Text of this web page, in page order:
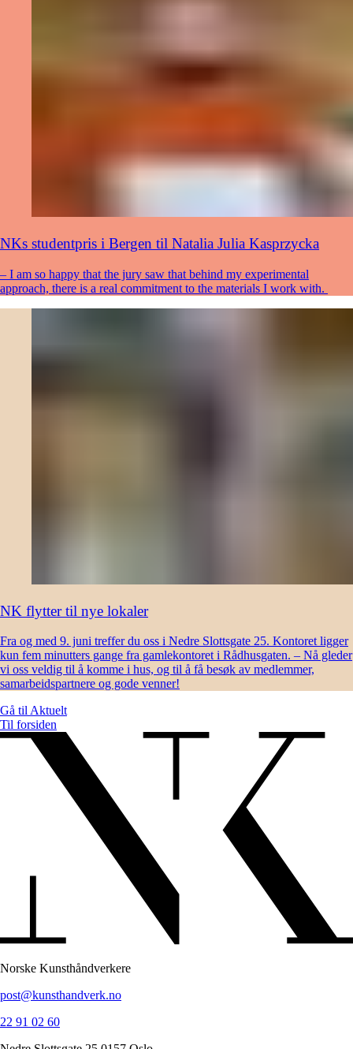
NKs studentpris i Bergen til Natalia Julia Kasprzycka
– I am so happy that the jury saw that behind my experimental
approach, there is a real commitment to the materials I work with.
NK flytter til nye lokaler
Fra og med 9. juni treffer du oss i Nedre Slottsgate 25. Kontoret ligger
kun fem minutters gange fra gamlekontoret i Rådhusgaten. – Nå gleder
vi oss veldig til å komme i hus, og til å få besøk av medlemmer,
samarbeidspartnere og gode venner!
Gå til Aktuelt
Til forsiden
Norske Kunsthåndverkere
post@kunsthandverk.no
22 91 02 60